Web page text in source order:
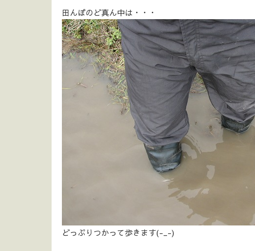
田んぼのど真ん中は・・・
どっぷりつかって歩きます(-_-)